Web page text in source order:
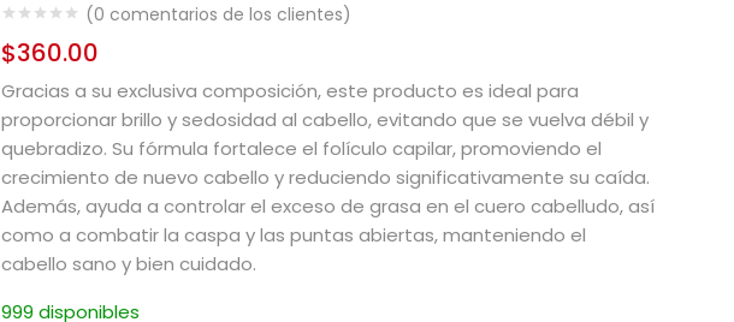
(0 comentarios de los clientes)
$360.00
Gracias a su exclusiva composición, este producto es ideal para
proporcionar brillo y sedosidad al cabello, evitando que se vuelva débil y
quebradizo. Su fórmula fortalece el folículo capilar, promoviendo el
crecimiento de nuevo cabello y reduciendo significativamente su caída.
Además, ayuda a controlar el exceso de grasa en el cuero cabelludo, así
como a combatir la caspa y las puntas abiertas, manteniendo el
cabello sano y bien cuidado.
999 disponibles